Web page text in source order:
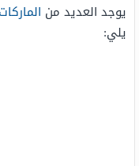
يوجد العديد من الماركات
يلي: